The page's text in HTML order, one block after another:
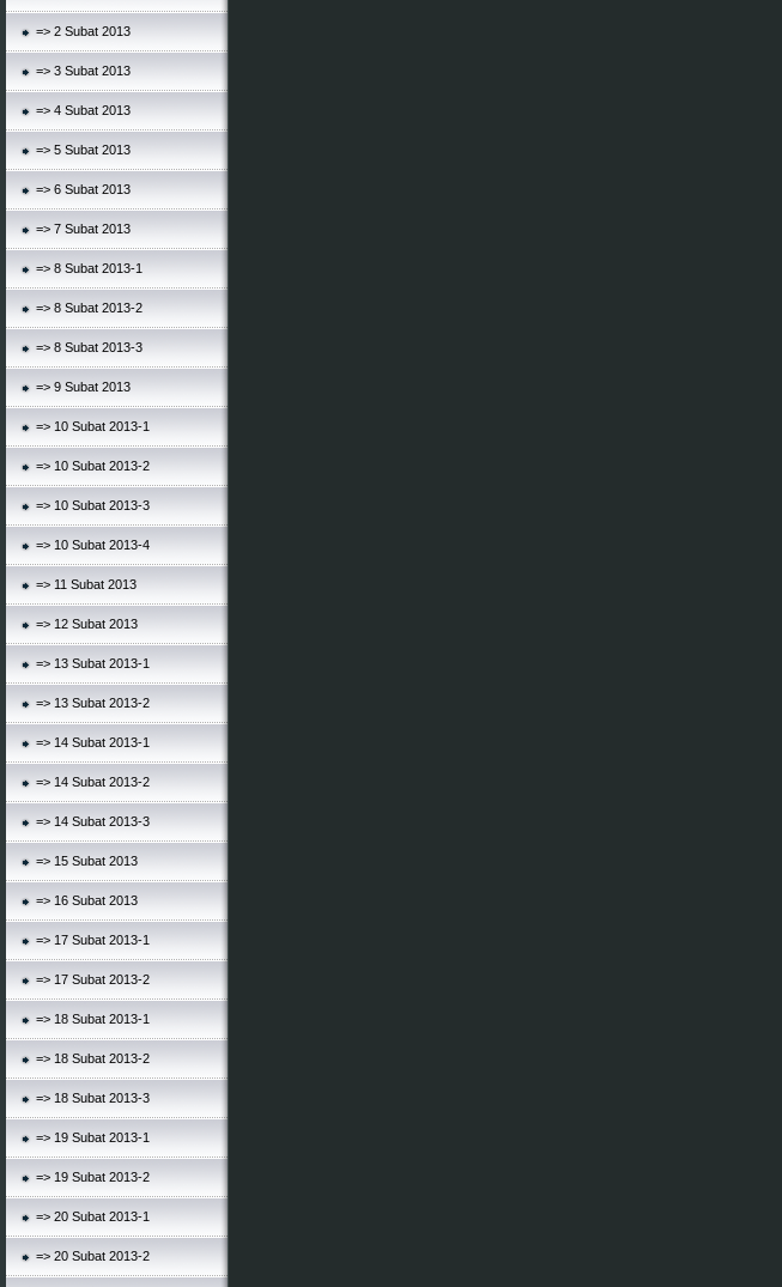
=> 2 Subat 2013
=> 3 Subat 2013
=> 4 Subat 2013
=> 5 Subat 2013
=> 6 Subat 2013
=> 7 Subat 2013
=> 8 Subat 2013-1
=> 8 Subat 2013-2
=> 8 Subat 2013-3
=> 9 Subat 2013
=> 10 Subat 2013-1
=> 10 Subat 2013-2
=> 10 Subat 2013-3
=> 10 Subat 2013-4
=> 11 Subat 2013
=> 12 Subat 2013
=> 13 Subat 2013-1
=> 13 Subat 2013-2
=> 14 Subat 2013-1
=> 14 Subat 2013-2
=> 14 Subat 2013-3
=> 15 Subat 2013
=> 16 Subat 2013
=> 17 Subat 2013-1
=> 17 Subat 2013-2
=> 18 Subat 2013-1
=> 18 Subat 2013-2
=> 18 Subat 2013-3
=> 19 Subat 2013-1
=> 19 Subat 2013-2
=> 20 Subat 2013-1
=> 20 Subat 2013-2